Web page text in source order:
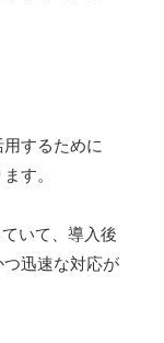
するために
す。
いて、導入後
迅速な対応が